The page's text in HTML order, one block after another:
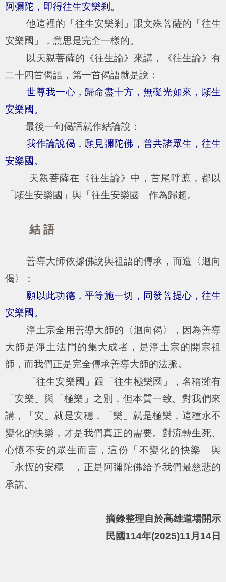
阿彌陀，即得往生安樂剎。
他這裡的「往生安樂剎」跟文殊菩薩的「往生
安樂國」，意思是完全一樣的。
以天親菩薩的《往生論》來講，《往生論》有
二十四首偈語，第一首偈語就是說：
世尊我一心，歸命盡十方，無礙光如來，願生
安樂國。
最後一句偈語就作結論說：
我作論說偈，願見彌陀佛，普共諸眾生，往生
安樂國。
天親菩薩在《往生論》中，首尾呼應，都以
「願生安樂國」與「往生安樂國」作為歸趨。
結 語
善導大師依據佛說與祖語的傳承，而造〈迴向
偈〉：
願以此功德，平等施一切，同發菩提心，往生
安樂國。
淨土宗全用善導大師的〈迴向偈〉，因為善導
大師是淨土法門的集大成者，是淨土宗的開宗祖
師，而我們正是完全傳承善導大師的法脈。
「往生安樂國」跟「往生極樂國」，名稱雖有
「安樂」與「極樂」之別，但本質一致。對我們來
講，「安」就是安穩，「樂」就是極樂，這種永不
變化的快樂，才是我們真正的需要。對流轉生死、
心懷不安的眾生而言，這份「不變化的快樂」與
「永恆的安穩」，正是阿彌陀佛給予我們最慈悲的
承諾。
摘錄整理自於高雄道場開示
民國114年(2025)11月14日